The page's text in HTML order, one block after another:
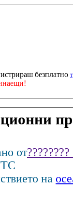
безплатно
от
на